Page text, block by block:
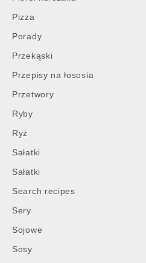
Pizza
Porady
Przekąski
Przepisy na łososia
Przetwory
Ryby
Ryż
Sałatki
Sałatki
Search recipes
Sery
Sojowe
Sosy